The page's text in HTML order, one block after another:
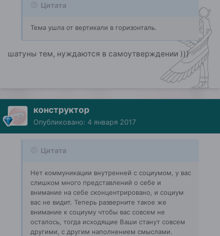
Цитата
Тема ушла от вертикали в горизонталь.
шатуны тем, нуждаются в самоутверждении )))
конструктор
Опубликовано: 4 января 2017
Цитата
Нет коммуникации внутренней с социумом, у вас
слишком много представлений о себе и
внимание на себе сконцентрировано, и социум
вас не видит. Теперь разверните такое же
внимание к социуму чтобы вас совсем не
осталось, тогда исходящие Ваши станут совсем
другими, с другим наполнением смыслами.